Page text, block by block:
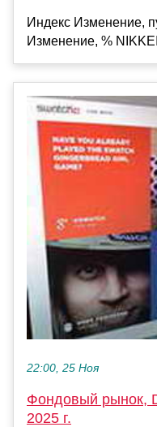
Индекс Изменение,
Изменение, %
22:00, 25 Ноя
Фондовый рынок,
2025 г.